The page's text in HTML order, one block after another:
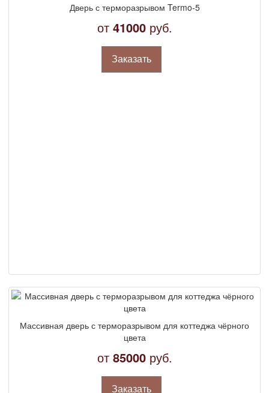
Дверь с терморазрывом Termo-5
от 41000руб.
Заказать
Массивная дверь с терморазрывом для коттеджа чёрного
цвета
от 85000руб.
Заказать